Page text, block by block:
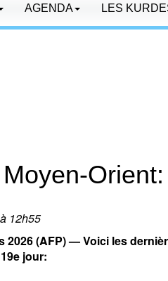
AGENDA LES
12h55
2026 (AFP) — Voici les
jour: